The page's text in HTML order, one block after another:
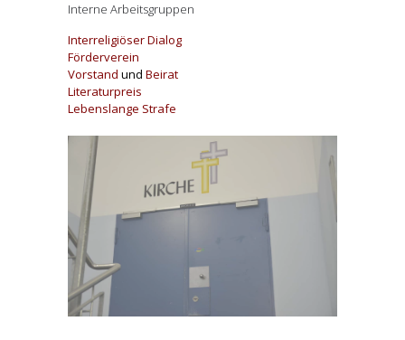
Interne Arbeitsgruppen
Interreligiöser Dialog
Förderverein
Vorstand und Beirat
Literaturpreis
Lebenslange Strafe